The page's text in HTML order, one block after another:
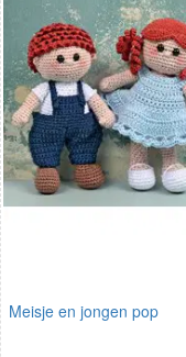
Meisje en jongen pop